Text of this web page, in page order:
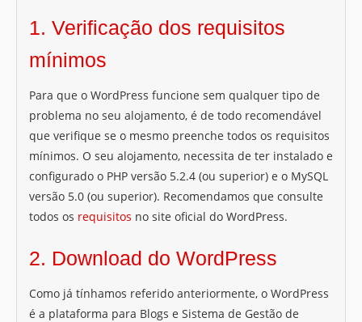
1. Verificação dos requisitos
mínimos
Para que o WordPress funcione sem qualquer tipo de
problema no seu alojamento, é de todo recomendável
que verifique se o mesmo preenche todos os requisitos
mínimos. O seu alojamento, necessita de ter instalado e
configurado o PHP versão 5.2.4 (ou superior) e o MySQL
versão 5.0 (ou superior). Recomendamos que consulte
todos os requisitos no site oficial do WordPress.
2. Download do WordPress
Como já tínhamos referido anteriormente, o WordPress
é a plataforma para Blogs e Sistema de Gestão de